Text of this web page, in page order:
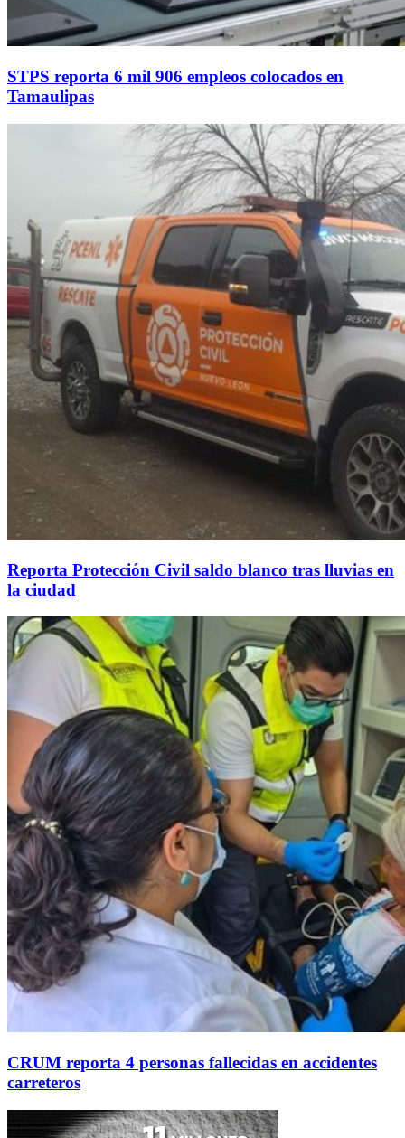
STPS reporta 6 mil 906 empleos colocados en
Tamaulipas
Reporta Protección Civil saldo blanco tras lluvias en
la ciudad
CRUM reporta 4 personas fallecidas en accidentes
carreteros